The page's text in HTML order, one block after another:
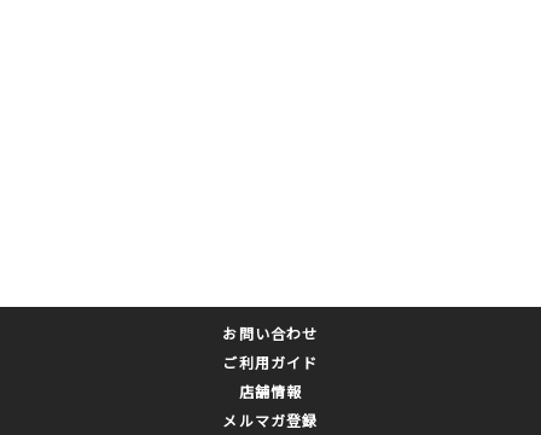
お問い合わせ
ご利用ガイド
店舗情報
メルマガ登録